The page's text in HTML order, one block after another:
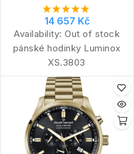
14 657 Kč
Availability: Out of stock
pánské hodinky Luminox
XS.3803